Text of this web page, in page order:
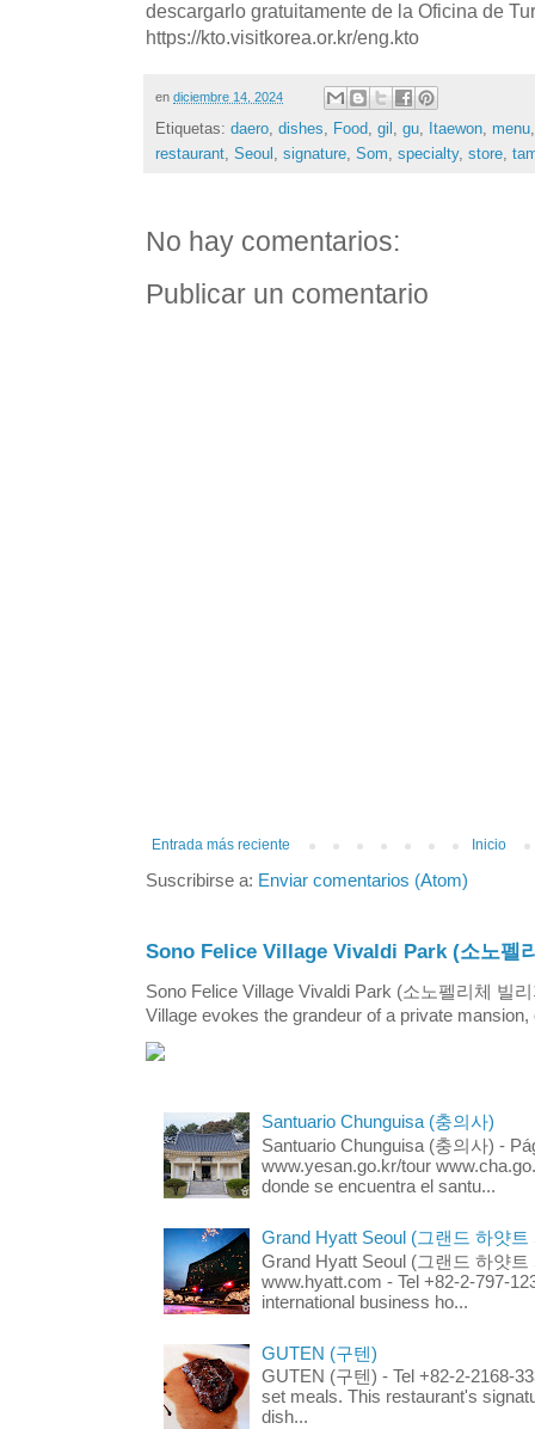
descargarlo gratuitamente de la Oficina de
https://kto.visitkorea.or.kr/eng.kto
en diciembre 14, 2024
Etiquetas: daero dishes Food gil gu Itaewon menu
restaurant Seoul signature Som specialty, store
No hay comentarios:
Publicar un comentario
Entrada más reciente Inicio
Suscribirse a: Enviar comentarios (Atom)
Sono Felice Village Vivaldi Park (소노펠
Sono Felice Village Vivaldi Park (소노펠리체 빌
Village evokes the grandeur of a private
Santuario Chunguisa (충의사)
Santuario Chunguisa (충의사) -
www.yesan.go.kr/tour
donde se encuentra el santu...
Grand Hyatt Seoul (그랜드 하얏트
Grand Hyatt Seoul (그랜드 하얏트
www.hyatt.com - Tel +82-2-797-
international business ho...
GUTEN (구텐)
GUTEN (구텐) - Tel +82-2-2168-
set meals. This restaurant's
dish...